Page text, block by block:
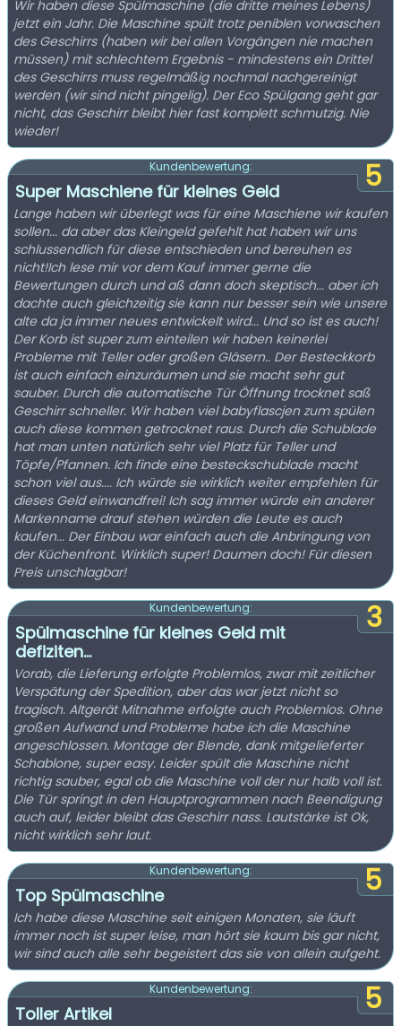
Wir haben diese Spülmaschine (die dritte meines Lebens)
jetzt ein Jahr. Die Maschine spült trotz peniblen vorwaschen
des Geschirrs (haben wir bei allen Vorgängen nie machen
müssen) mit schlechtem Ergebnis - mindestens ein Drittel
des Geschirrs muss regelmäßig nochmal nachgereinigt
werden (wir sind nicht pingelig). Der Eco Spülgang geht gar
nicht, das Geschirr bleibt hier fast komplett schmutzig. Nie
wieder!
5
Kundenbewertung:
Super Maschiene für kleines Geld
Lange haben wir überlegt was für eine Maschiene wir kaufen
sollen... da aber das Kleingeld gefehlt hat haben wir uns
schlussendlich für diese entschieden und bereuhen es
nicht!Ich lese mir vor dem Kauf immer gerne die
Bewertungen durch und aß dann doch skeptisch... aber ich
dachte auch gleichzeitig sie kann nur besser sein wie unsere
alte da ja immer neues entwickelt wird... Und so ist es auch!
Der Korb ist super zum einteilen wir haben keinerlei
Probleme mit Teller oder großen Gläsern.. Der Besteckkorb
ist auch einfach einzuräumen und sie macht sehr gut
sauber. Durch die automatische Tür Öffnung trocknet saß
Geschirr schneller. Wir haben viel babyflascjen zum spülen
auch diese kommen getrocknet raus. Durch die Schublade
hat man unten natürlich sehr viel Platz für Teller und
Töpfe/Pfannen. Ich finde eine besteckschublade macht
schon viel aus.... Ich würde sie wirklich weiter empfehlen für
dieses Geld einwandfrei! Ich sag immer würde ein anderer
Markenname drauf stehen würden die Leute es auch
kaufen... Der Einbau war einfach auch die Anbringung von
der Küchenfront. Wirklich super! Daumen doch! Für diesen
Preis unschlagbar!
3
Kundenbewertung:
Spülmaschine für kleines Geld mit
defiziten...
Vorab, die Lieferung erfolgte Problemlos, zwar mit zeitlicher
Verspätung der Spedition, aber das war jetzt nicht so
tragisch. Altgerät Mitnahme erfolgte auch Problemlos. Ohne
großen Aufwand und Probleme habe ich die Maschine
angeschlossen. Montage der Blende, dank mitgelieferter
Schablone, super easy. Leider spült die Maschine nicht
richtig sauber, egal ob die Maschine voll der nur halb voll ist.
Die Tür springt in den Hauptprogrammen nach Beendigung
auch auf, leider bleibt das Geschirr nass. Lautstärke ist Ok,
nicht wirklich sehr laut.
5
Kundenbewertung:
Top Spülmaschine
Ich habe diese Maschine seit einigen Monaten, sie läuft
immer noch ist super leise, man hört sie kaum bis gar nicht,
wir sind auch alle sehr begeistert das sie von allein aufgeht.
5
Kundenbewertung:
Toller Artikel